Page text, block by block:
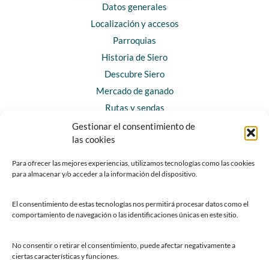
Gestionar el consentimiento de
las cookies
Para ofrecer las mejores experiencias, utilizamos tecnologías como las cookies
para almacenar y/o acceder a la información del dispositivo.
El consentimiento de estas tecnologías nos permitirá procesar datos como el
comportamiento de navegación o las identificaciones únicas en este sitio.
No consentir o retirar el consentimiento, puede afectar negativamente a
ciertas características y funciones.
Datos generales
Localización y accesos
Parroquias
Historia de Siero
Descubre Siero
Mercado de ganado
Rutas y sendas
Horarios y contacto
Teléfonos de interés
Chatbot Siero
SEDES ELECTRÓNICAS
Sede del Ayuntamiento de Siero